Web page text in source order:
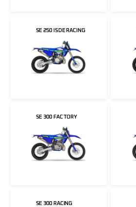
SE 250 ISDE RACING
SE 300 FACTORY
SE 300 RACING